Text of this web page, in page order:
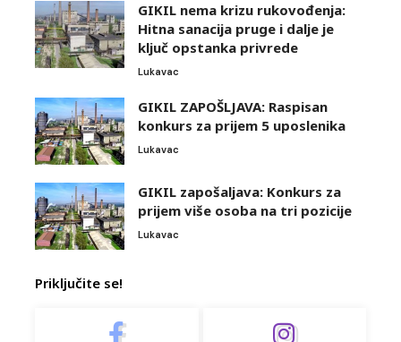
GIKIL nema krizu rukovođenja:
Hitna sanacija pruge i dalje je
ključ opstanka privrede
Lukavac
GIKIL ZAPOŠLJAVA: Raspisan
konkurs za prijem 5 uposlenika
Lukavac
GIKIL zapošaljava: Konkurs za
prijem više osoba na tri pozicije
Lukavac
Priključite se!